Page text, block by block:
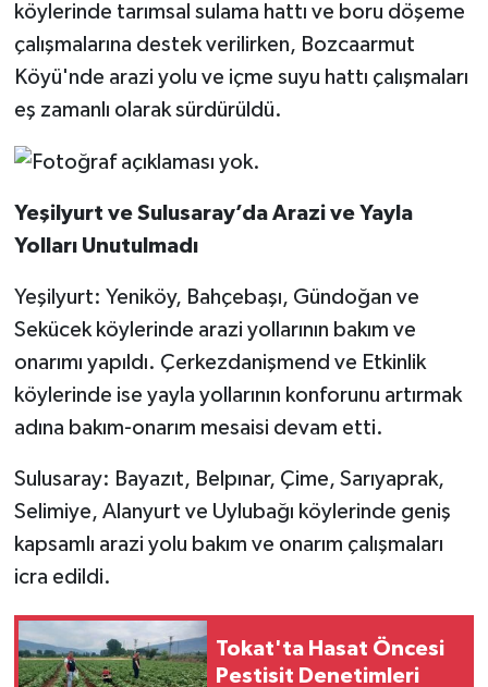
köylerinde tarımsal sulama hattı ve boru döşeme
çalışmalarına destek verilirken, Bozcaarmut
Köyü'nde arazi yolu ve içme suyu hattı çalışmaları
eş zamanlı olarak sürdürüldü.
Yeşilyurt ve Sulusaray’da Arazi ve Yayla
Yolları Unutulmadı
Yeşilyurt: Yeniköy, Bahçebaşı, Gündoğan ve
Sekücek köylerinde arazi yollarının bakım ve
onarımı yapıldı. Çerkezdanişmend ve Etkinlik
köylerinde ise yayla yollarının konforunu artırmak
adına bakım-onarım mesaisi devam etti.
Sulusaray: Bayazıt, Belpınar, Çime, Sarıyaprak,
Selimiye, Alanyurt ve Uylubağı köylerinde geniş
kapsamlı arazi yolu bakım ve onarım çalışmaları
icra edildi.
Tokat'ta Hasat Öncesi
Pestisit Denetimleri